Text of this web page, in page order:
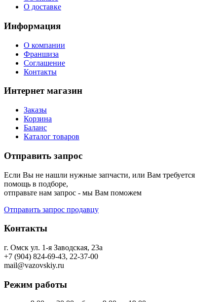
О доставке
Информация
О компании
Франшиза
Соглашение
Контакты
Интернет магазин
Заказы
Корзина
Баланс
Каталог товаров
Отправить запрос
Если Вы не нашли нужные запчасти, или Вам требуется
помощь в подборе,
отправьте нам запрос - мы Вам поможем
Отправить запрос продавцу
Контакты
г. Омск ул. 1-я Заводская, 23а
+7 (904) 824-69-43, 22-37-00
mail@vazovskiy.ru
Режим работы